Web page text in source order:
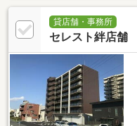
貸店舗・事務所
セレスト絆店舗